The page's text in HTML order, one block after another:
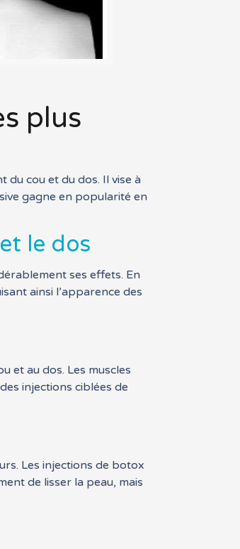
plus
du cou et du dos. Il vise à
gagne en popularité en
le dos
ses effets. En
ainsi l’apparence des
et au dos. Les muscles
injections ciblées de
Les injections de botox
de lisser la peau, mais